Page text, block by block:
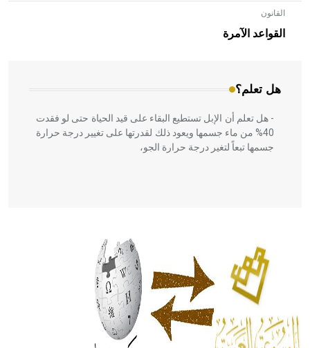
القانون
القواعد الآمرة
هل تعلم؟
- هل تعلم أن الأبلق نوع من الفنون الهندسية التي ارتبطت
بالعمارة الإسلامية في بلاد الشام ومصر خاصة، حيث يحرص
المعمار على بناء مداميكه وخاصة في الواجهات
- هل تعلم أن الإبل تستطيع البقاء على قيد الحياة حتى لو فقدت
40% من ماء جسمها ويعود ذلك لقدرتها على تغيير درجة حرارة
جسمها تبعاً لتغير درجة حرارة الجو،
الحكم، الأدلة، تنظيم التغذية، ورسالته في جروح الرأس. ويعود
له الفضل بأنه حرر الطب من الدين والفلسفة.
- هل تعلم أن المرجان إفراز حيواني يتكون في البحر ويتركب
من مادة كربونات الكلسيوم، وهو أحمر أو شديد الحمرة وهو